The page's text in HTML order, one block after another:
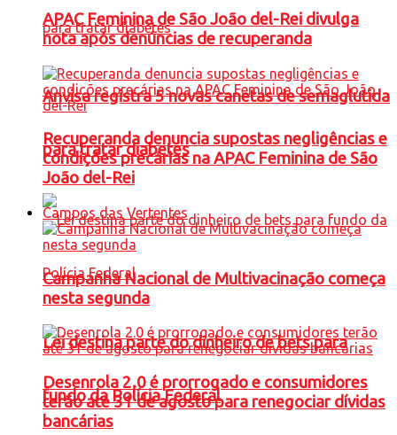
Anvisa registra 5 novas canetas de semaglutida
para tratar diabetes
Lei destina parte do dinheiro de bets para
fundo da Polícia Federal
APAC Feminina de São João del-Rei divulga
nota após denúncias de recuperanda
Recuperanda denuncia supostas negligências e
condições precárias na APAC Feminina de São
João del-Rei
Campos das Vertentes
Campanha Nacional de Multivacinação começa
nesta segunda
Desenrola 2.0 é prorrogado e consumidores
terão até 31 de agosto para renegociar dívidas
bancárias